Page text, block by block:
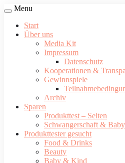
Menu
Start
Über uns
Media Kit
Impressum
Datenschutz
Kooperationen &
Gewinnspiele
Archiv
Sparen
Produkttest – Seiten
Schwangerschaft & Baby
Produkttester gesucht
Food & Drinks
Beauty
Baby & Kind